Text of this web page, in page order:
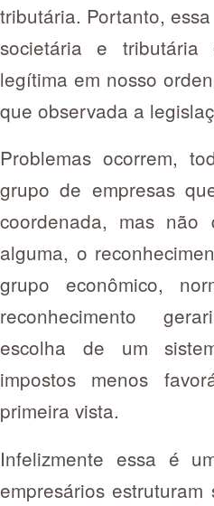
tributária. Portanto,
societária e tributária
legítima em nosso
que observada a
Problemas ocorrem,
grupo de empresas
coordenada, mas não
alguma, o
grupo econômico,
reconhecimento
escolha de um
impostos menos
primeira vista.
Infelizmente essa é
empresários